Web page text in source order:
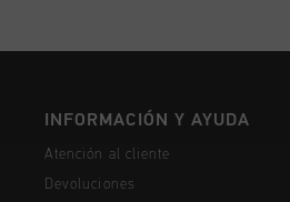
INFORMACIÓN Y AYUDA
Atención al cliente
Devoluciones